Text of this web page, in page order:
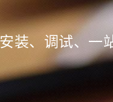
装、调试、一